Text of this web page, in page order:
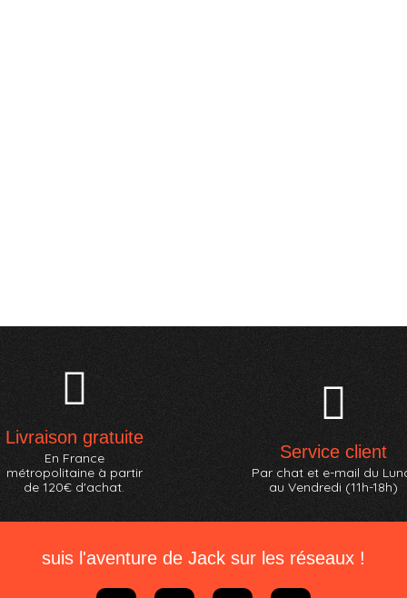
Livraison gratuite
En France
métropolitaine à partir
de 120€ d'achat.
Service client
Par chat et e-mail du
au Vendredi (11h-18h)
suis l'aventure de Jack sur les réseaux !